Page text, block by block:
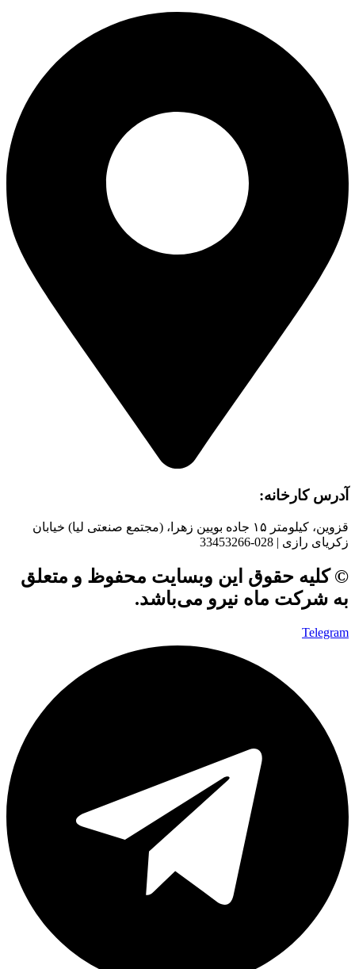
آدرس کارخانه:
قزوین، کیلومتر ۱۵ جاده بويین زهرا، (مجتمع صنعتی لیا) خیابان
زکریای رازی | 028-33453266
© کلیه حقوق این وبسایت محفوظ و متعلق
به شرکت ماه نیرو می‌باشد.
Telegram